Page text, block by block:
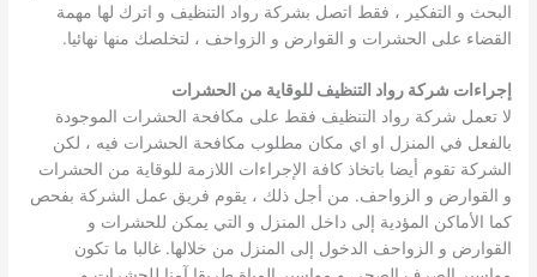
البحث و التفكير ، فقط اتصل بشركة رواد التنظيف و اترك لها مهمة
القضاء على الحشرات و القوارض و الزواحف ، لتخلصك منها نهائيا.
إجراءات شركة رواد التنظيف للوقاية من الحشرات
لا تعمل شركة رواد التنظيف فقط على مكافحة الحشرات الموجودة
بالفعل في المنزل او اي مكان مطلوب مكافحة الحشرات فيه ، لكن
الشركة تقوم أيضا باتخاذ كافة الإجراءات اللازمة للوقاية من الحشرات
و القوارض و الزواحف. من أجل ذلك ، يقوم فريق عمل الشركة بفحص
كما الأماكن المؤدية إلى داخل المنزل و التي يمكن للحشرات و
القوارض و الزواحف الدخول إلى المنزل من خلالها. غالبا ما تكون